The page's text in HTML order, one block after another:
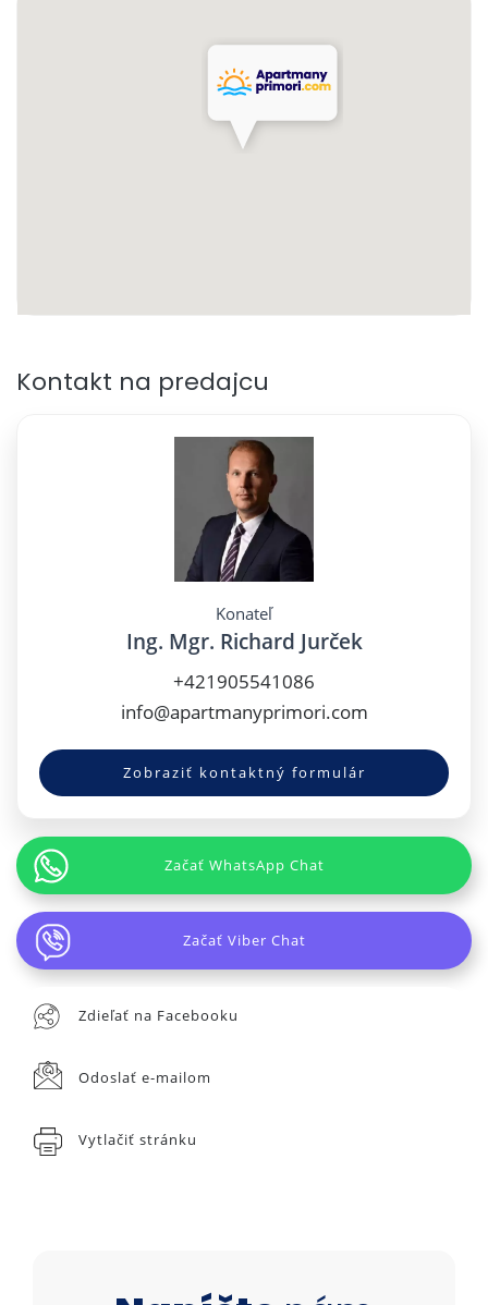
Kontakt na predajcu
Konateľ
Ing. Mgr. Richard Jurček
+421905541086
info@apartmanyprimori.com
Zobraziť kontaktný formulár
Začať WhatsApp Chat
Začať Viber Chat
Zdieľať na Facebooku
Odoslať e-mailom
Vytlačiť stránku